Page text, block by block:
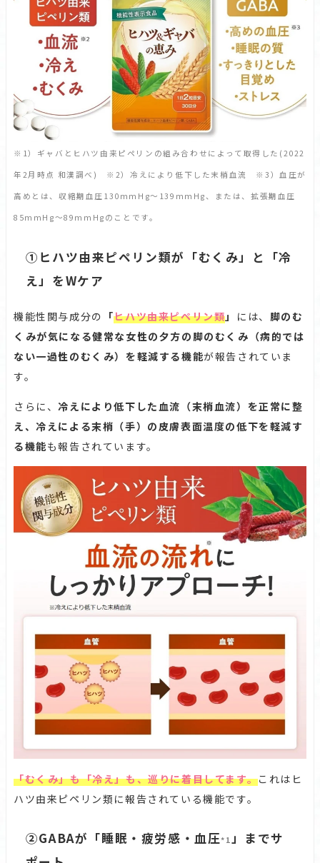
※1）ギャバとヒハツ由来ピペリンの組み合わせによって取得した(2022
年2月時点 和漢調べ) ※2）冷えにより低下した末梢血流 ※3）血圧が
高めとは、収縮期血圧130mmHg〜139mmHg、または、拡張期血圧
85mmHg〜89mmHgのことです。
①ヒハツ由来ピペリン類が「むくみ」と「冷
え」をWケア
機能性関与成分の 「ヒハツ由来ピペリン類」 には、 脚のむ
くみが気になる健常な女性の夕方の脚のむくみ（病的では
ない一過性のむくみ）を軽減する機能が報告されていま
す。
さらに、冷えにより低下した血流（末梢血流）を正常に整
え、冷えによる末梢（手）の皮膚表面温度の低下を軽減す
る機能も報告されています。
「むくみ」も「冷え」も、巡りに着目してます。これはヒ
ハツ由来ピペリン類に報告されている機能です。
②GABAが「睡眠・疲労感・血圧*1」までサ